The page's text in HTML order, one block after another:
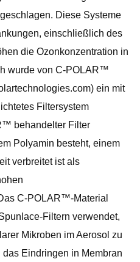
Diese Systeme
einschließlich des
die Ozonkonzentration in
wurde von C-POLAR™
ein mit
Filtersystem
behandelter Filter
Polyamin besteht, einem
verbreitet ist als
C-POLAR™-Material
Filtern verwendet,
Mikroben im Aerosol zu
Eindringen in Membran